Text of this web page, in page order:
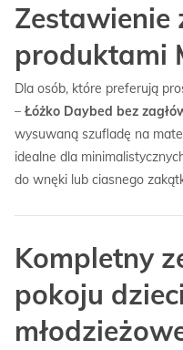
Zestawienie
produktami
Dla osób, które preferują
– Łóżko Daybed bez
wysuwaną szufladę na
idealne dla
do wnęki lub ciasnego
Kompletny
pokoju